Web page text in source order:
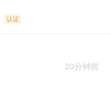
认证
20分钟前